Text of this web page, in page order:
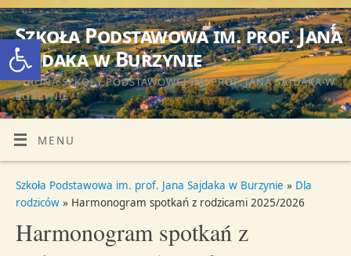
Otwórz pasek narzędzi
Szkoła Podstawowa im. prof. Jana
Sajdaka w Burzynie
STRONA SZKOŁY PODSTAWOWEJ IM. PROF. JANA SAJDAKA W
BURZYNIE
MENU
Szkoła Podstawowa im. prof. Jana Sajdaka w Burzynie » Dla
rodziców» Harmonogram spotkań z rodzicami 2025/2026
Harmonogram spotkań z